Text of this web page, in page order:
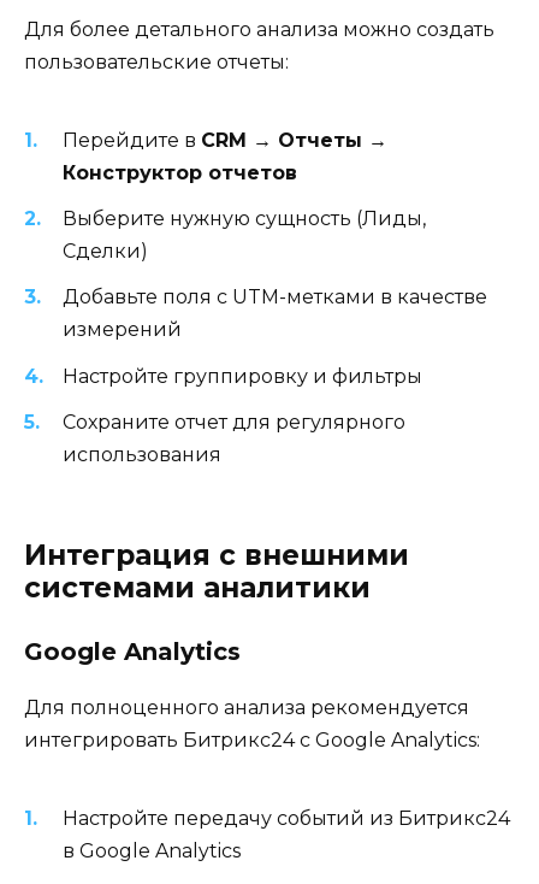
Для более детального анализа можно создать
пользовательские отчеты:
Перейдите в CRM → Отчеты →
Конструктор отчетов
Выберите нужную сущность (Лиды,
Сделки)
Добавьте поля с UTM-метками в качестве
измерений
Настройте группировку и фильтры
Сохраните отчет для регулярного
использования
Интеграция с внешними
системами аналитики
Google Analytics
Для полноценного анализа рекомендуется
интегрировать Битрикс24 с Google Analytics:
Настройте передачу событий из Битрикс24
в Google Analytics